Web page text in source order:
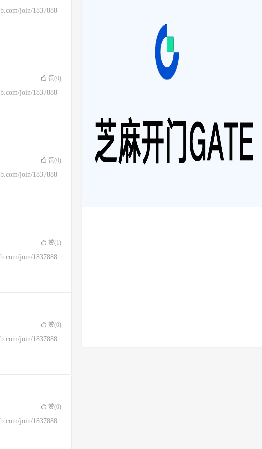
join/1837888
赞(0)
join/1837888
赞(0)
join/1837888
赞(1)
join/1837888
赞(0)
join/1837888
赞(0)
join/1837888